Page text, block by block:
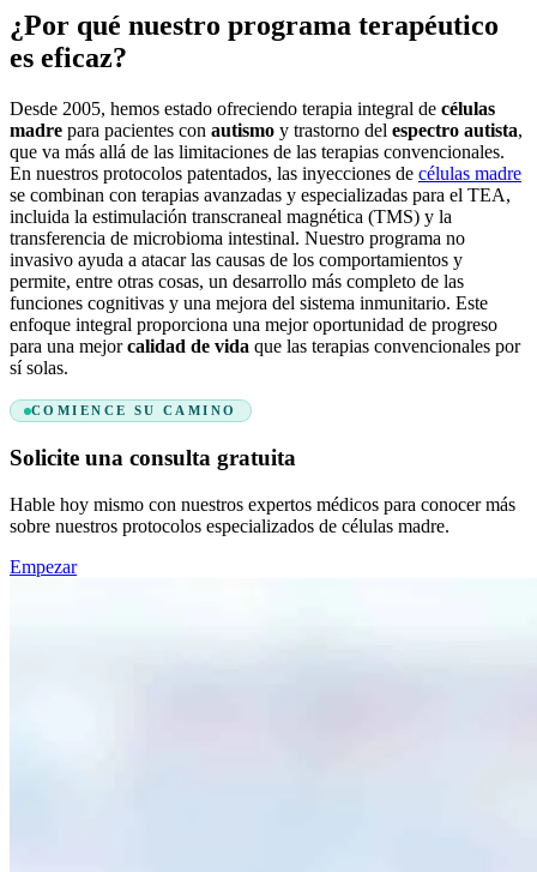
¿Por qué nuestro programa terapéutico
es eficaz?
Desde 2005, hemos estado ofreciendo terapia integral de células
madre para pacientes con autismo y trastorno del espectro autista,
que va más allá de las limitaciones de las terapias convencionales.
En nuestros protocolos patentados, las inyecciones de células madre
se combinan con terapias avanzadas y especializadas para el TEA,
incluida la estimulación transcraneal magnética (TMS) y la
transferencia de microbioma intestinal. Nuestro programa no
invasivo ayuda a atacar las causas de los comportamientos y
permite, entre otras cosas, un desarrollo más completo de las
funciones cognitivas y una mejora del sistema inmunitario. Este
enfoque integral proporciona una mejor oportunidad de progreso
para una mejorcalidad de vida que las terapias convencionales por
sí solas.
COMIENCE SU CAMINO
Solicite una consulta gratuita
Hable hoy mismo con nuestros expertos médicos para conocer más
sobre nuestros protocolos especializados de células madre.
Empezar